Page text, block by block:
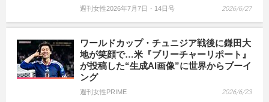
週刊女性2026年7月7日・14日号 2026/6/27
ワールドカップ・チュニジア戦後に鎌田大
地が笑顔で…米『ブリーチャーリポート』
が投稿した“生成AI画像”に世界からブーイ
ング
週刊女性PRIME 2026/6/23